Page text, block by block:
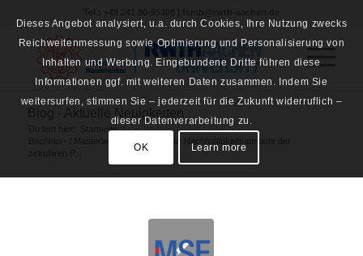
Startseite /
Dieses Angebot analysiert, u.a. durch Cookies, Ihre Nutzung zwecks
Reichweitenmessung sowie Optimierung und Personalisierung von
Inhalten und Werbung. Eingebundene Dritte führen diese
Informationen ggf. mit weiteren Daten zusammen. Indem Sie
weitersurfen, stimmen Sie – jederzeit für die Zukunft widerruflich –
dieser Datenverarbeitung zu.
OK Learn more